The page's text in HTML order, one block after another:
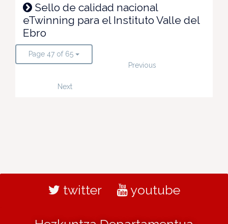
Sello de calidad nacional
eTwinning para el Instituto Valle del
Ebro
Page 47 of 65
Previous
Next
twitter youtube